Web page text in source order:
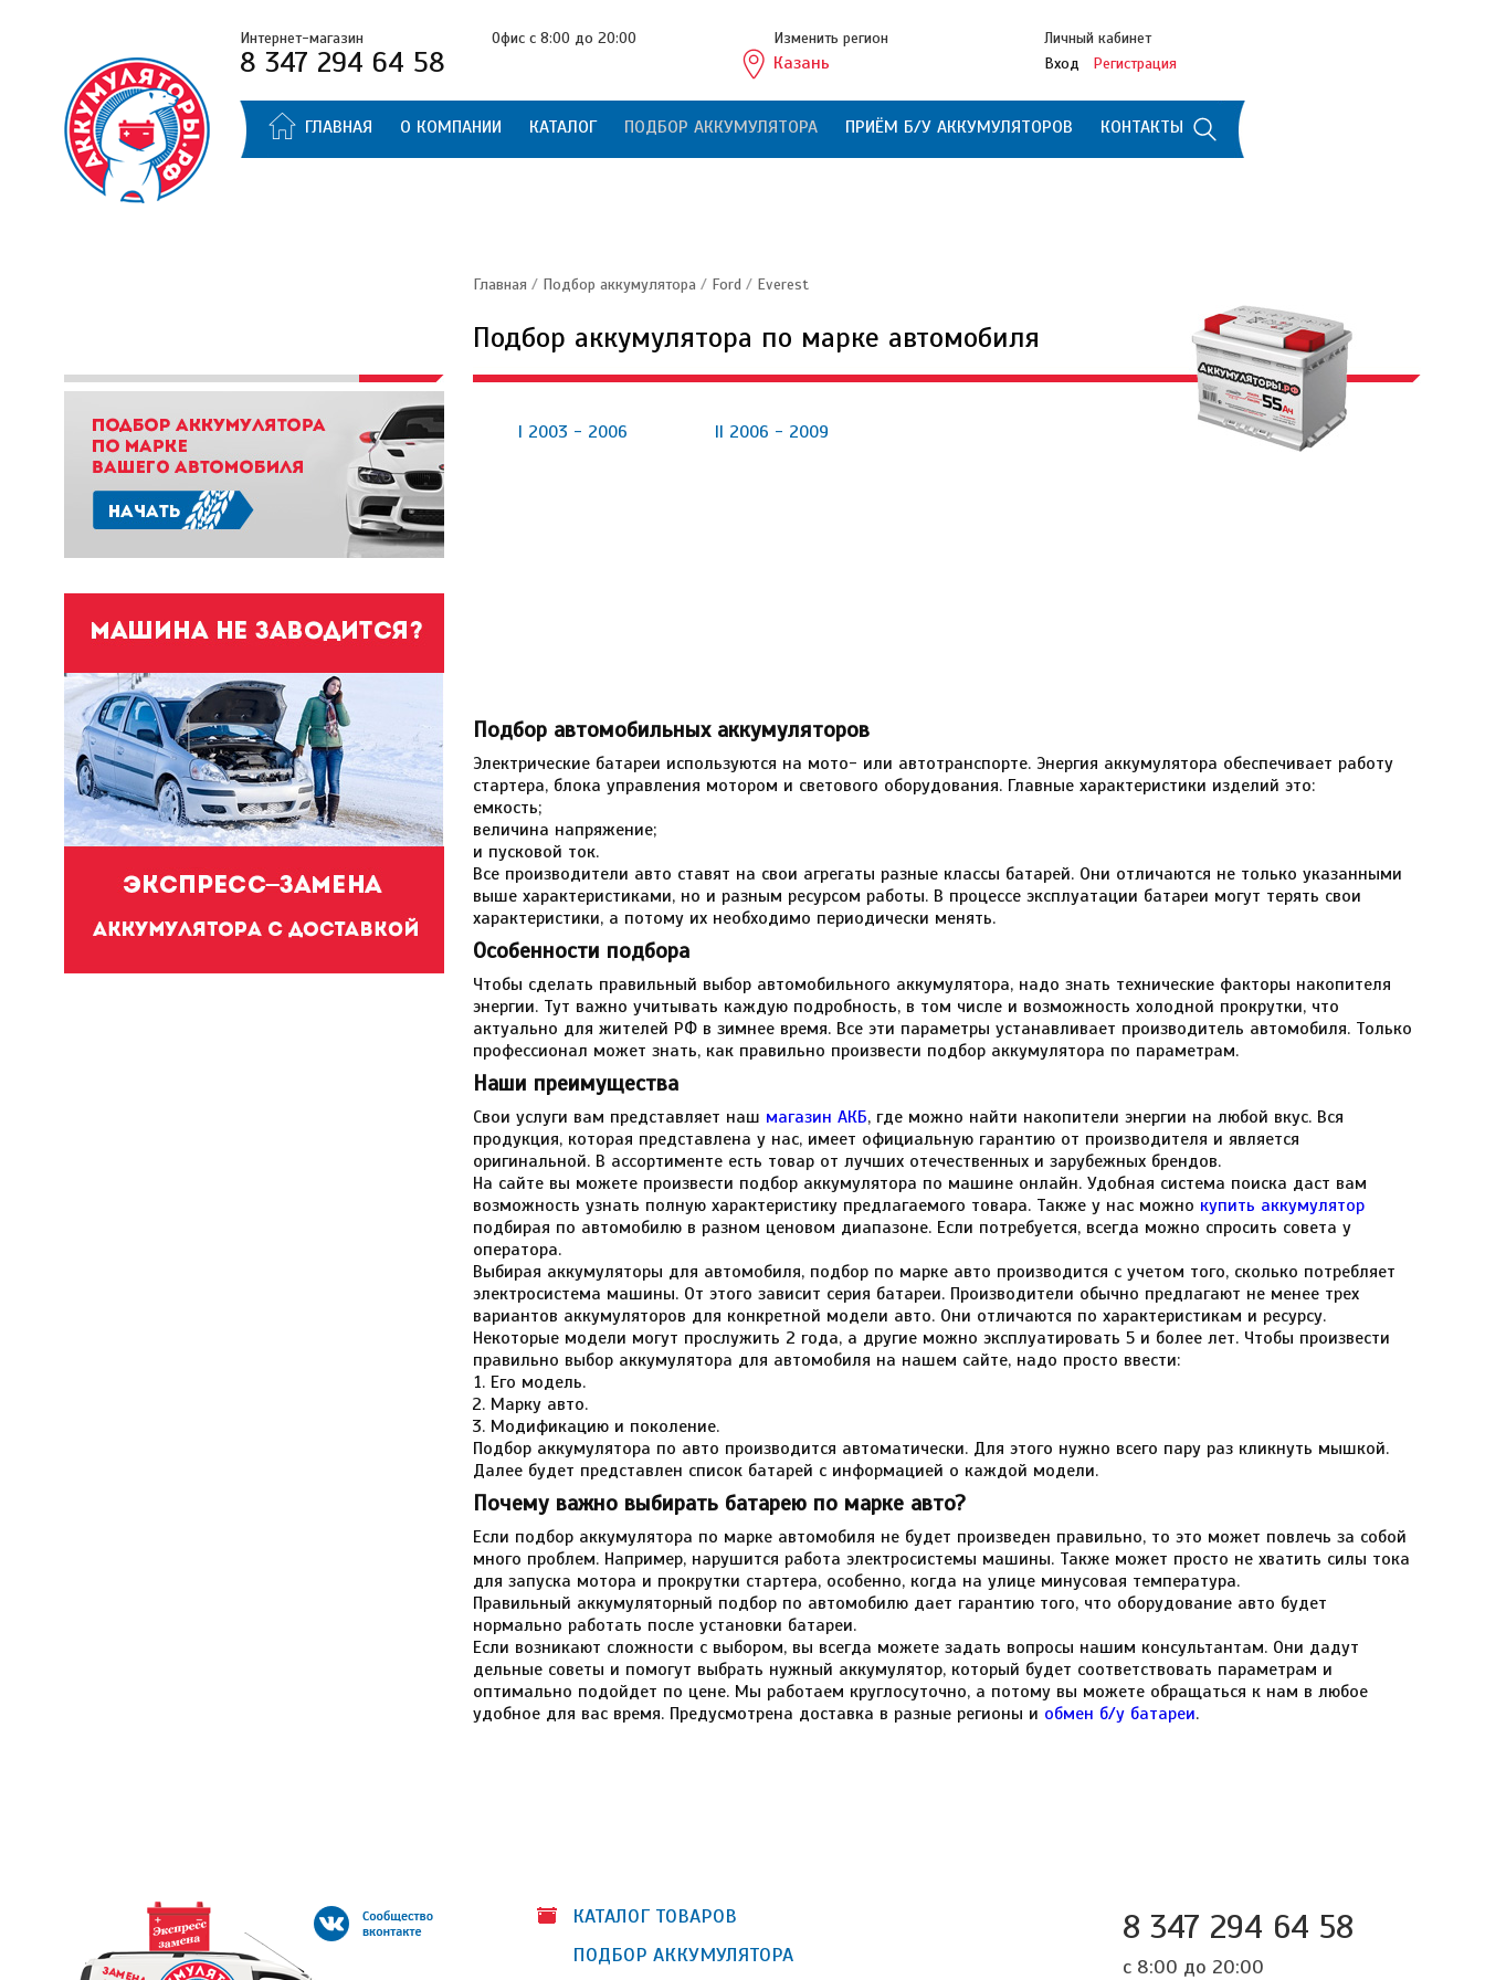
Интернет-магазин
8 347 294 64 58
Офис с 8:00 до 20:00 Изменить регион
Казань
Личный кабинет
Вход
Регистрация
ГЛАВНАЯ О КОМПАНИИ КАТАЛОГ ПОДБОР АККУМУЛЯТОРА ПРИЁМ Б/У АККУМУЛЯТОРОВ КОНТАКТЫ
Главная / Подбор аккумулятора / Ford / Everest
Подбор аккумулятора по марке автомобиля
I 2003 - 2006 II 2006 - 2009
Подбор автомобильных аккумуляторов
Электрические батареи используются на мото- или автотранспорте. Энергия аккумулятора обеспечивает работу
стартера, блока управления мотором и светового оборудования. Главные характеристики изделий это:
емкость;
величина напряжение;
и пусковой ток.
Все производители авто ставят на свои агрегаты разные классы батарей. Они отличаются не только указанными
выше характеристиками, но и разным ресурсом работы. В процессе эксплуатации батареи могут терять свои
характеристики, а потому их необходимо периодически менять.
Особенности подбора
Чтобы сделать правильный выбор автомобильного аккумулятора, надо знать технические факторы накопителя
энергии. Тут важно учитывать каждую подробность, в том числе и возможность холодной прокрутки, что
актуально для жителей РФ в зимнее время. Все эти параметры устанавливает производитель автомобиля. Только
профессионал может знать, как правильно произвести подбор аккумулятора по параметрам.
Наши преимущества
Свои услуги вам представляет наш магазин АКБ, где можно найти накопители энергии на любой вкус. Вся
продукция, которая представлена у нас, имеет официальную гарантию от производителя и является
оригинальной. В ассортименте есть товар от лучших отечественных и зарубежных брендов.
На сайте вы можете произвести подбор аккумулятора по машине онлайн. Удобная система поиска даст вам
возможность узнать полную характеристику предлагаемого товара. Также у нас можно купить аккумулятор
подбирая по автомобилю в разном ценовом диапазоне. Если потребуется, всегда можно спросить совета у
оператора.
Выбирая аккумуляторы для автомобиля, подбор по марке авто производится с учетом того, сколько потребляет
электросистема машины. От этого зависит серия батареи. Производители обычно предлагают не менее трех
вариантов аккумуляторов для конкретной модели авто. Они отличаются по характеристикам и ресурсу.
Некоторые модели могут прослужить 2 года, а другие можно эксплуатировать 5 и более лет. Чтобы произвести
правильно выбор аккумулятора для автомобиля на нашем сайте, надо просто ввести:
Его модель.
Марку авто.
Модификацию и поколение.
Подбор аккумулятора по авто производится автоматически. Для этого нужно всего пару раз кликнуть мышкой.
Далее будет представлен список батарей с информацией о каждой модели.
Почему важно выбирать батарею по марке авто?
Если подбор аккумулятора по марке автомобиля не будет произведен правильно, то это может повлечь за собой
много проблем. Например, нарушится работа электросистемы машины. Также может просто не хватить силы тока
для запуска мотора и прокрутки стартера, особенно, когда на улице минусовая температура.
Правильный аккумуляторный подбор по автомобилю дает гарантию того, что оборудование авто будет
нормально работать после установки батареи.
Если возникают сложности с выбором, вы всегда можете задать вопросы нашим консультантам. Они дадут
дельные советы и помогут выбрать нужный аккумулятор, который будет соответствовать параметрам и
оптимально подойдет по цене. Мы работаем круглосуточно, а потому вы можете обращаться к нам в любое
удобное для вас время. Предусмотрена доставка в разные регионы и обмен б/у батареи.
КАТАЛОГ ТОВАРОВ
ПОДБОР АККУМУЛЯТОРА
8 347 294 64 58
с 8:00 до 20:00